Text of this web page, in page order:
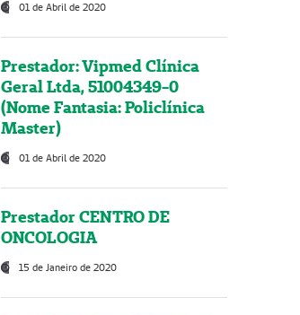
01 de Abril de 2020
Prestador: Vipmed Clínica
Geral Ltda, 51004349-0
(Nome Fantasia: Policlínica
Master)
01 de Abril de 2020
Prestador CENTRO DE
ONCOLOGIA
15 de Janeiro de 2020